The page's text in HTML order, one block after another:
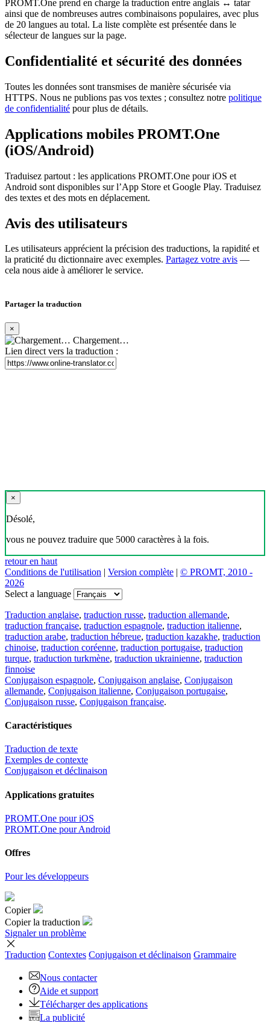
PROMT.One prend en charge la traduction entre anglais ↔ tatar
ainsi que de nombreuses autres combinaisons populaires, avec plus
de 20 langues au total. La liste complète est présentée dans le
sélecteur de langues sur la page.
Confidentialité et sécurité des données
Toutes les données sont transmises de manière sécurisée via
HTTPS. Nous ne publions pas vos textes ; consultez notre politique
de confidentialité pour plus de détails.
Applications mobiles PROMT.One
(iOS/Android)
Traduisez partout : les applications PROMT.One pour iOS et
Android sont disponibles sur l’App Store et Google Play. Traduisez
des textes et des mots en déplacement.
Avis des utilisateurs
Les utilisateurs apprécient la précision des traductions, la rapidité et
la praticité du dictionnaire avec exemples. Partagez votre avis —
cela nous aide à améliorer le service.
Partager la traduction
×
Chargement…
Lien direct vers la traduction :
×
Désolé,
vous ne pouvez traduire que 5000 caractères à la fois.
retour en haut
Conditions de l'utilisation | Version complète | © PROMT, 2010 -
2026
Select a language
Traduction anglaise, traduction russe, traduction allemande,
traduction française, traduction espagnole, traduction italienne,
traduction arabe, traduction hébreue, traduction kazakhe, traduction
chinoise, traduction coréenne, traduction portugaise, traduction
turque, traduction turkmène, traduction ukrainienne, traduction
finnoise
Conjugaison espagnole, Conjugaison anglaise, Conjugaison
allemande, Conjugaison italienne, Conjugaison portugaise,
Conjugaison russe, Conjugaison française.
Caractéristiques
Traduction de texte
Exemples de contexte
Conjugaison et déclinaison
Applications gratuites
PROMT.One pour iOS
PROMT.One pour Android
Offres
Pour les développeurs
Copier
Copier la traduction
Signaler un problème
Traduction Contextes Conjugaison et déclinaison Grammaire
Nous contacter
Aide et support
Télécharger des applications
La publicité